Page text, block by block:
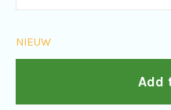
3.0
NIEUW
Add